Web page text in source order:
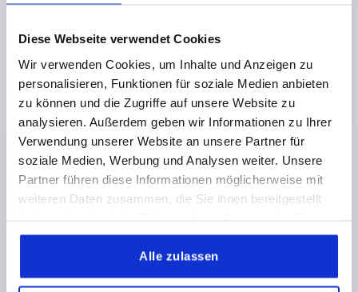
Diese Webseite verwendet Cookies
Wir verwenden Cookies, um Inhalte und Anzeigen zu
personalisieren, Funktionen für soziale Medien anbieten
zu können und die Zugriffe auf unsere Website zu
analysieren. Außerdem geben wir Informationen zu Ihrer
Verwendung unserer Website an unsere Partner für
soziale Medien, Werbung und Analysen weiter. Unsere
Partner führen diese Informationen möglicherweise mit
weiteren Daten zusammen, die Sie ihnen bereitgestellt
gesammelt haben.
Alle zulassen
zzgl. MwSt.
K0685 F
HANDKURBEL GERADE ÄHNLICH DIN469,
SCHLÜSSELWEITE=17+0,3
HÖHE=120
ACHSABSTAND=125
D1=34 H3=40 H2=34
FORM=F